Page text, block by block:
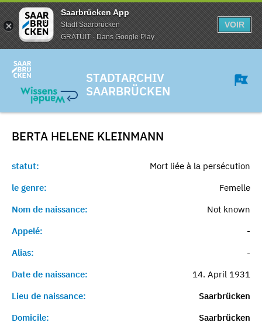
Saarbrücken App
Stadt Saarbrücken
GRATUIT - Dans Google Play
VOIR
STADTARCHIV
SAARBRÜCKEN
BERTA HELENE KLEINMANN
statut:
Mort liée à la persécution
le genre:
Femelle
Nom de naissance:
Not known
Appelé:
-
Alias:
-
Date de naissance:
14. April 1931
Lieu de naissance:
Saarbrücken
Domicile:
Saarbrücken